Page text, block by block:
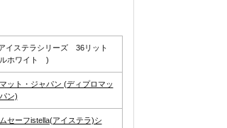
イステラシリーズ 36リット
ホワイト )
ット・ジャパン (ディプロマッ
ン)
セーフistella(アイステラ)シ